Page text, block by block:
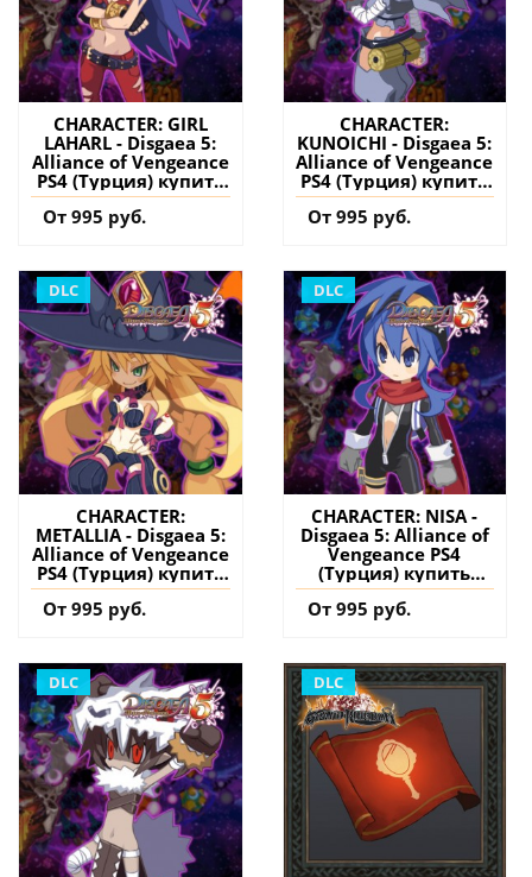
CHARACTER: GIRL
LAHARL - Disgaea 5:
Alliance of Vengeance
PS4 (Турция) купить
дополнение на
аккаунт
От 995 руб.
CHARACTER:
KUNOICHI - Disgaea 5:
Alliance of Vengeance
PS4 (Турция) купить
дополнение на
аккаунт
От 995 руб.
DLC
CHARACTER:
METALLIA - Disgaea 5:
Alliance of Vengeance
PS4 (Турция) купить
дополнение на
аккаунт
От 995 руб.
DLC
CHARACTER: NISA -
Disgaea 5: Alliance of
Vengeance PS4
(Турция) купить
дополнение на
аккаунт
От 995 руб.
DLC DLC